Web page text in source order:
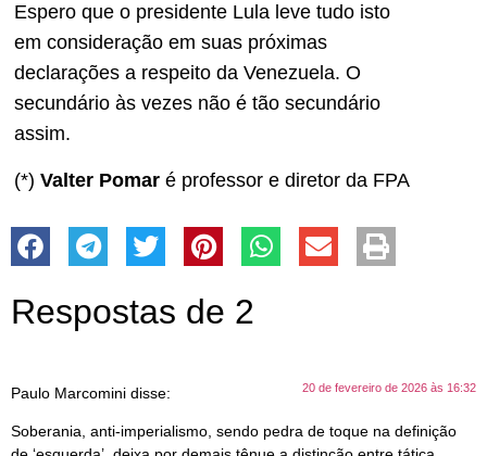
Espero que o presidente Lula leve tudo isto
em consideração em suas próximas
declarações a respeito da Venezuela. O
secundário às vezes não é tão secundário
assim.
(*) Valter Pomar é professor e diretor da FPA
Respostas de 2
Paulo Marcomini disse: 20 de fevereiro de 2026 às 16:32
Soberania, anti-imperialismo, sendo pedra de toque na definição